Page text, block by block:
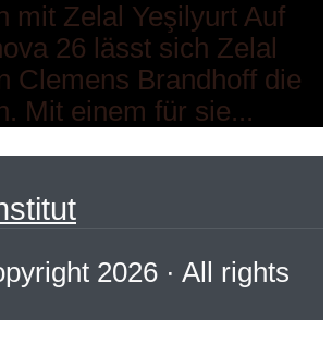
mit Zelal Yeşilyurt Auf
26 lässt sich Zelal
Clemens Brandhoff die
Mit einem für sie...
2026 · All rights